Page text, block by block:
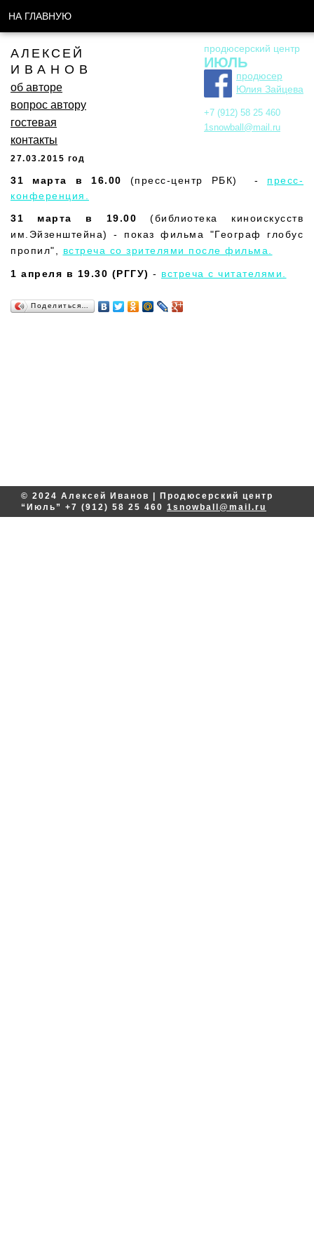
НА ГЛАВНУЮ
АЛЕКСЕЙ
ИВАНОВ
об авторе
вопрос автору
гостевая
контакты
продюсерский центр
ИЮЛЬ
продюсер
Юлия Зайцева
+7 (912) 58 25 460
1snowball@mail.ru
27.03.2015 год
31 марта в 16.00 (пресс-центр РБК) - пресс-
конференция.
31 марта в 19.00 (библиотека киноискусств
им.Эйзенштейна) - показ фильма "Географ глобус
пропил", встреча со зрителями после фильма.
1 апреля в 19.30 (РГГУ) - встреча с читателями.
Поделиться…
© 2024 Алексей Иванов | Продюсерский центр
“Июль” +7 (912) 58 25 460 1snowball@mail.ru